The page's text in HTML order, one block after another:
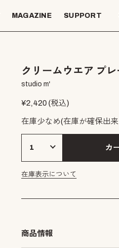
MAGAZINE SUPPORT
クリームウエア プ
studio m'
¥2,420(税込)
在庫少なめ(在庫が確保出
カ
在庫表示について
商品情報